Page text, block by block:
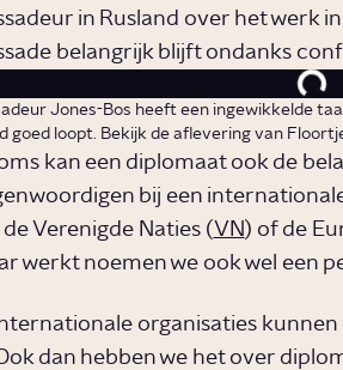
in Rusland over het werk
belangrijk blijft ondanks
Jones-Bos heeft een ingewikkelde
goed loopt. Bekijk de aflevering van
kan een diplomaat ook de
bij een
de Verenigde Naties (VN) of de
werkt noemen we ook wel een
organisaties
dan hebben we het over